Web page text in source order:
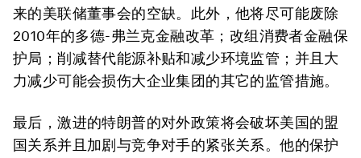
来的美联储董事会的空缺。此外，他将尽可能废除
2010年的多德-弗兰克金融改革；改组消费者金融保
护局；削减替代能源补贴和减少环境监管；并且大
力减少可能会损伤大企业集团的其它的监管措施。
最后，激进的特朗普的对外政策将会破坏美国的盟
国关系并且加剧与竞争对手的紧张关系。他的保护